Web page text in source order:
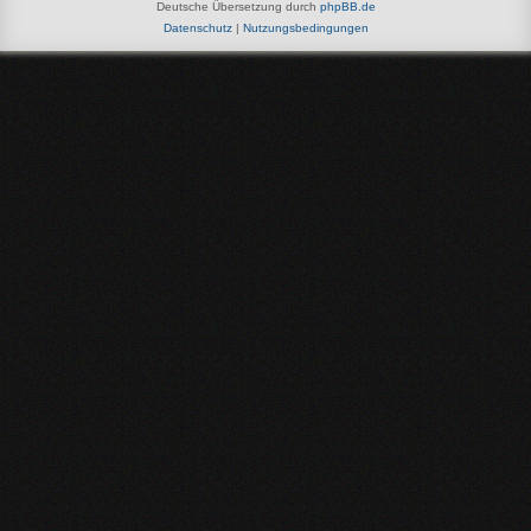
Deutsche Übersetzung durch phpBB.de
Datenschutz| Nutzungsbedingungen